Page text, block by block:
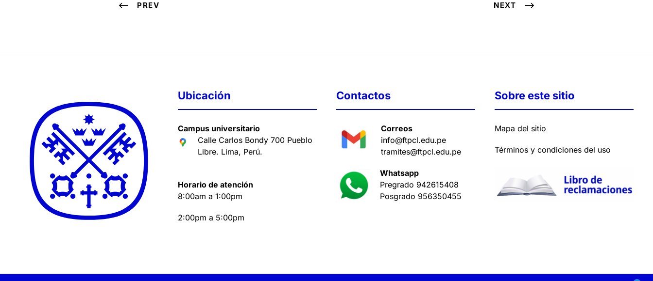
PREV NEXT
Ubicación
Campus universitario
Calle Carlos Bondy 700 Pueblo
Libre. Lima, Perú.
Horario de atención
8:00am a 1:00pm
2:00pm a 5:00pm
Contactos
Correos
info@ftpcl.edu.pe
tramites@ftpcl.edu.pe
Whatsapp
Pregrado 942615408
Posgrado 956350455
Sobre este sitio
Mapa del sitio
Términos y condiciones del uso